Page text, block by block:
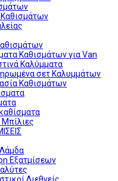
Καθισμάτων για Van
Καλύμματα
σετ Καλυμμάτων
Καθισμάτων
Εξατμίσεων